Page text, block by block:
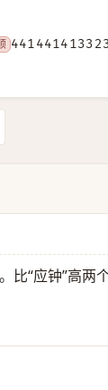
比“应钟”高两